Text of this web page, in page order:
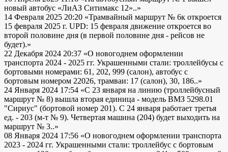
новый автобус «ЛиАЗ Ситимакс 12»..»
14 Февраля 2025 20:20 «Трамвайный маршрут № 6к откроется
15 февраля 2025 г. UPD: 15 февраля движение откроется во
второй половине дня (в первой половине дня - рейсов не
будет).»
22 Декабря 2024 20:37 «О новогоднем оформлении
транспорта 2024 - 2025 гг. Украшенными стали: троллейбусы с
бортовыми номерами: 61, 202, 999 (салон), автобус с
бортовым номером 22026, трамваи: 17 (салон), 30, 186..»
24 Января 2024 17:54 «С 23 января на линию (троллейбусный
маршрут № 8) вышла вторая единица - модель ВМЗ 5298.01
"Сириус" (бортовой номер 201). С 24 января работает третья
ед. - 203 (м-т № 9). Четвертая машина (204) будет выходить на
маршрут № 3..»
08 Января 2024 17:56 «О новогоднем оформлении транспорта
2023 - 2024 гг. Украшенными стали: троллейбус с бортовым